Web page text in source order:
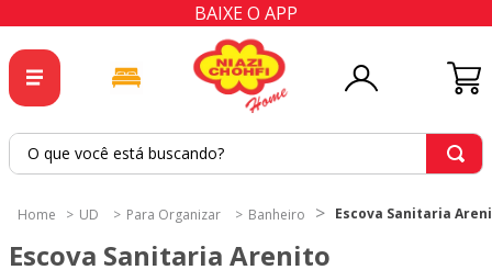
BAIXE O APP
O que você está buscando?
UD Para Organizar Banheiro Escova Sanitaria
Escova Sanitaria Arenito